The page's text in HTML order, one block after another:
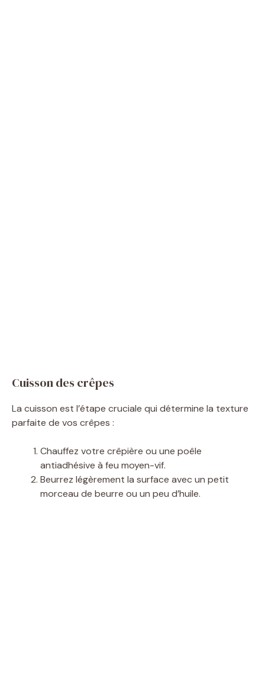
Cuisson des crêpes
La cuisson est l’étape cruciale qui détermine la texture
parfaite de vos crêpes :
Chauffez votre crêpière ou une poêle
antiadhésive à feu moyen-vif.
Beurrez légèrement la surface avec un petit
morceau de beurre ou un peu d’huile.